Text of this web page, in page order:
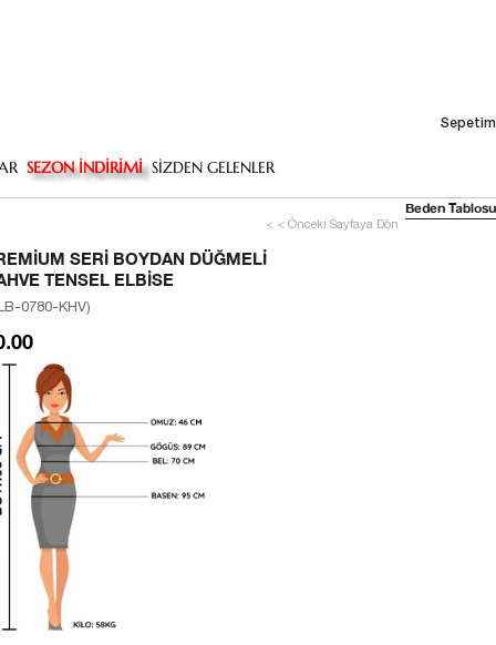
Sepetim
SEZON İNDİRİMİ SİZDEN GELENLER
< < Önceki Sayfaya Dön
SERI BOYDAN DÜĞMELI
TENSEL ELBISE
0780-KHV)
Beden Tablosu